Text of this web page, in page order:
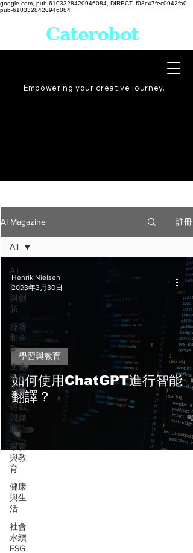
google.com, pub-6103328420946084, DIRECT, f08c47fec0942fa0
pub-6103328420946084
Empowering your creative journey.
Caterobot
AI Magazine 註冊
All
科技
與創
新
經濟
和金
融
文化
和藝
術
遊戲
與媒
體
學習
與教
育
健康
與生
活
社會
永續
ESG
All
如何使用ChatGPT進行智能
翻譯？
學習與教育
Henrik Nielsen
2023年3月30日